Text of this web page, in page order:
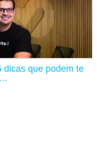
dicas que podem te